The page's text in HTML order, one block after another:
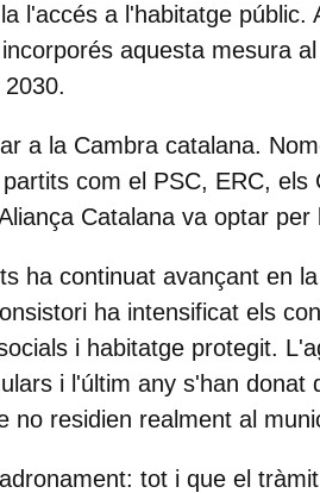
l'accés a l'habitatge públic.
aquesta mesura
a la Cambra catalana.
com el PSC, ERC, els
Catalana va optar per
ha continuat avançant en
ha intensificat els
i habitatge protegit.
i l'últim any s'han donat
no residien realment al
tot i que el